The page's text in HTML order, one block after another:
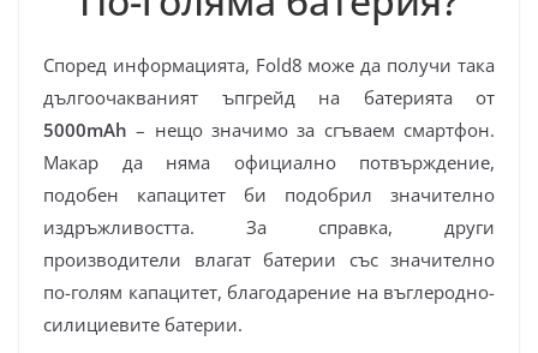
Според информацията, Fold8 може да получи така
дългоочакваният ъпгрейд на батерията от
5000mAh – нещо значимо за сгъваем смартфон.
Макар да няма официално потвърждение,
подобен капацитет би подобрил значително
издръжливостта. За справка, други
производители влагат батерии със значително
по-голям капацитет, благодарение на въглеродно-
силициевите батерии.